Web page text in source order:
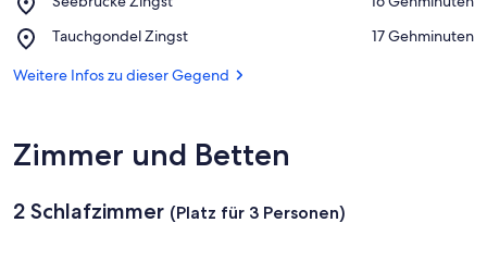
von
Zingst
Tauchgondel Zingst
Place,
Zingst
‪17 Gehminuten‬
Weitere Infos zu dieser Gegend
Zimmer und Betten
2 Schlafzimmer (Platz für 3 Personen)